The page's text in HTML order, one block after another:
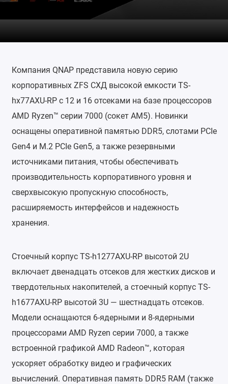
Компания QNAP представила новую серию
корпоративных ZFS СХД высокой емкости TS-
hx77AXU-RP с 12 и 16 отсеками на базе процессоров
AMD Ryzen™ серии 7000 (сокет AM5). Новинки
оснащены оперативной памятью DDR5, слотами PCIe
Gen4 и M.2 PCIe Gen5, а также резервными
источниками питания, чтобы обеспечивать
производительность корпоративного уровня и
сверхвысокую пропускную способность,
расширяемость интерфейсов и надежность
хранения.
Стоечный корпус TS-h1277AXU-RP высотой 2U
включает двенадцать отсеков для жестких дисков и
твердотельных накопителей, а стоечный корпус TS-
h1677AXU-RP высотой 3U — шестнадцать отсеков.
Модели оснащаются 6-ядерными и 8-ядерными
процессорами AMD Ryzen серии 7000, а также
встроенной графикой AMD Radeon™, которая
ускоряет обработку видео и графических
вычислений. Оперативная память DDR5 RAM (также